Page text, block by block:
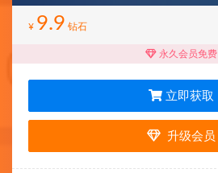
¥ 9.9 钻石
永久会员免费
立即获取
升级会员